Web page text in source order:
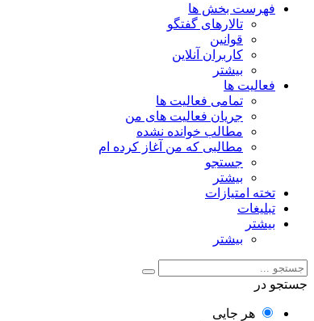
فهرست بخش ها
تالارهای گفتگو
قوانین
کاربران آنلاین
بیشتر
فعالیت ها
تمامی فعالیت ها
جریان فعالیت های من
مطالب خوانده نشده
مطالبی که من آغاز کرده ام
جستجو
بیشتر
تخته امتیازات
تبلیغات
بیشتر
بیشتر
جستجو در
هر جایی